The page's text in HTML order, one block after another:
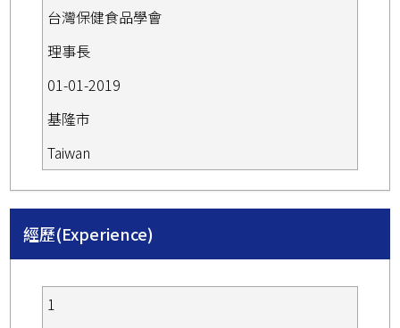
台灣保健食品學會
理事長
01-01-2019
基隆市
Taiwan
經歷(Experience)
1